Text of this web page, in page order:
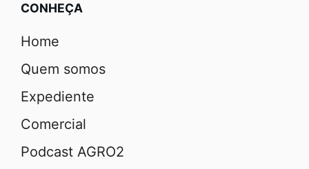
CONHEÇA
Home
Quem somos
Expediente
Comercial
Podcast AGRO2